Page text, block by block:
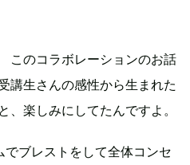
のコラボレーションのお話
講生さんの感性から生まれた
、楽しみにしてたんですよ。
ブレストをして全体コンセ